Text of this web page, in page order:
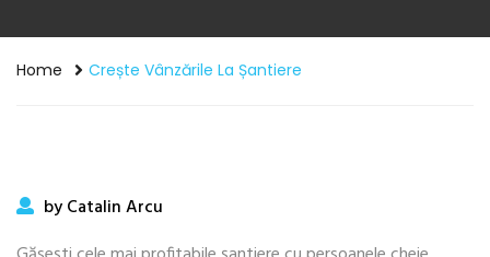
Home Crește Vânzările La Șantiere
by Catalin Arcu